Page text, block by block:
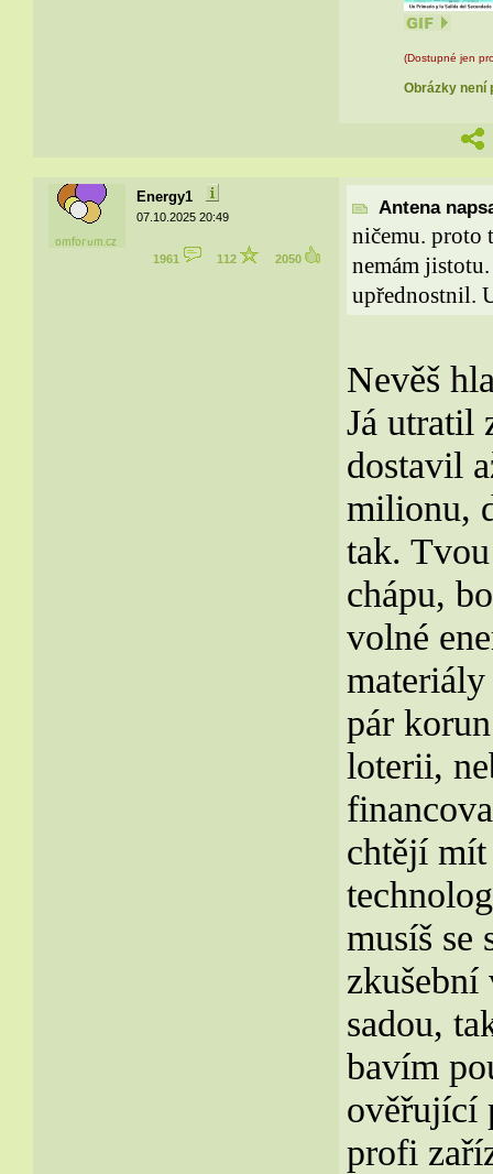
(Dostupné jen
Obrázky není
Energy1
07.10.2025 20:49
1961 112 2050
Antena
ničemu. proto
nemám
upřednostnil.
Nevěš
Já utratil
dostavil
milionu,
tak.
chápu,
volné
pár
loterii,
chtějí
musíš se
sadou,
bavím
ověřující
profi